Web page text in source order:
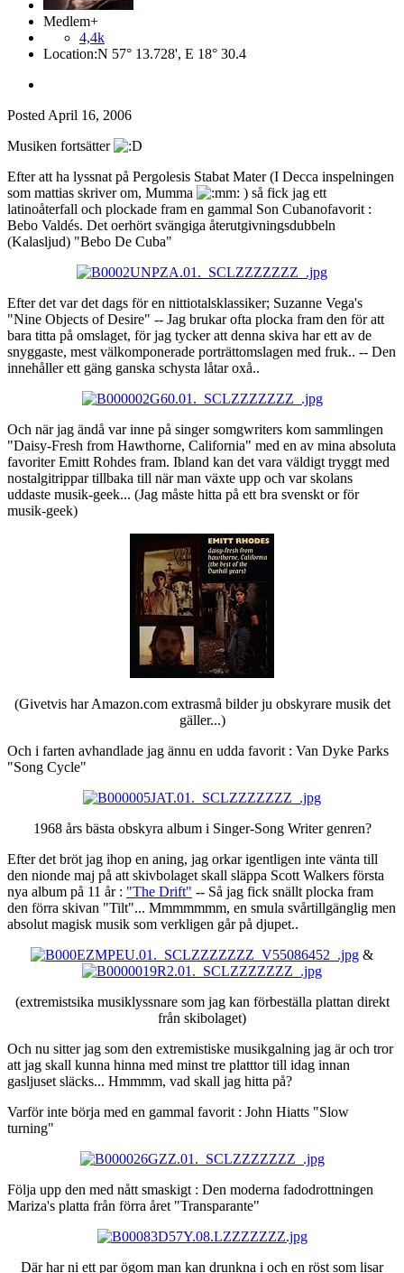
Medlem+
4,4k
Location:N 57° 13.728', E 18° 30.4
Posted April 16, 2006
Musiken fortsätter
Efter att ha lyssnat på Pergolesis Stabat Mater (I Decca inspelningen
som mattias skriver om, Mumma
) så fick jag ett
latinoåterfall och plockade fram en gammal Son Cubanofavorit :
Bebo Valdés. Det oerhört svängiga återutgivningsdubbeln
(Kalasljud) "Bebo De Cuba"
Efter det var det dags för en nittiotalsklassiker; Suzanne Vega's
"Nine Objects of Desire" -- Jag brukar ofta plocka fram den för att
bara titta på omslaget, för jag tycker att denna skiva har ett av de
snyggaste, mest välkomponerade porträttomslagen med fruk.. -- Den
innehåller ett gäng ganska schysta låtar oxå..
Och när jag ändå var inne på singer somgwriters kom sammlingen
"Daisy-Fresh from Hawthorne, California" med en av mina absoluta
favoriter Emitt Rohdes fram. Ibland kan det vara väldigt tryggt med
nostalgitrippar tillbaka till när man växte upp och var skolans
uddaste musik-geek... (Jag måste hitta på ett bra svenskt or för
musik-geek)
(Givetvis har Amazon.com extrasmå bilder ju obskyrare musik det
gäller...)
Och i farten avhandlade jag ännu en udda favorit : Van Dyke Parks
"Song Cycle"
1968 års bästa obskyra album i Singer-Song Writer genren?
Efter det bröt jag ihop en aning, jag orkar igentligen inte vänta till
den nionde maj på att skivbolaget skall släppa Scott Walkers första
nya album på 11 år : "The Drift" -- Så jag fick snällt plocka fram
den förra skivan "Tilt"... Mmmmmmm, en smula svårtillgänglig men
absolut magisk musik som verkligen går på djupet..
&
(extremistsika musiklyssnare som jag kan förbeställa plattan direkt
från skibolaget)
Och nu sitter jag som den extremistiske musikgalning jag är och tror
att jag skall kunna hinna med minst tre platttor till idag innan
gasljuset släcks... Hmmmm, vad skall jag hitta på?
Varför inte börja med en gammal favorit : John Hiatts "Slow
turning"
Följa upp den med nått smaskigt : Den moderna fadodrottningen
Mariza's platta från förra året "Transparante"
Där har ni ett par ögom man kan drunkna i och en röst som lisar